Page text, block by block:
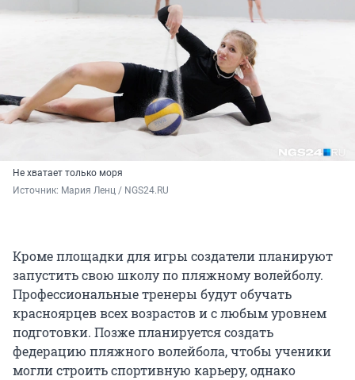
Не хватает только моря
Источник: Мария Ленц / NGS24.RU
Кроме площадки для игры создатели планируют
запустить свою школу по пляжному волейболу.
Профессиональные тренеры будут обучать
красноярцев всех возрастов и с любым уровнем
подготовки. Позже планируется создать
федерацию пляжного волейбола, чтобы ученики
могли строить спортивную карьеру, однако